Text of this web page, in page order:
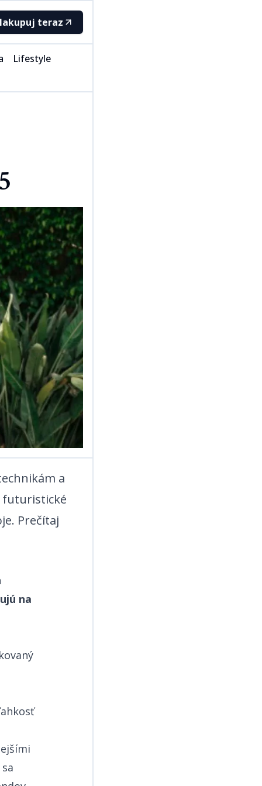
teraz
up a líčenie
Lifestyle
Testy a recenzie
Cestovanie
Kultúra
Vzťahy
a
futuristické
Prečítaj
na